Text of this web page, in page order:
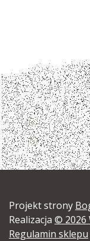
Projekt strony
Realizacja © 2026
Regulamin sklepu